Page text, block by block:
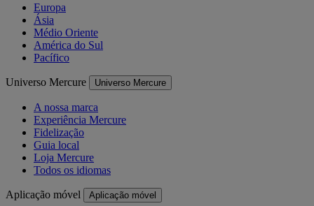
Europa
Ásia
Médio Oriente
América do Sul
Pacífico
Universo Mercure Universo Mercure
A nossa marca
Experiência Mercure
Fidelização
Guia local
Loja Mercure
Todos os idiomas
Aplicação móvel Aplicação móvel